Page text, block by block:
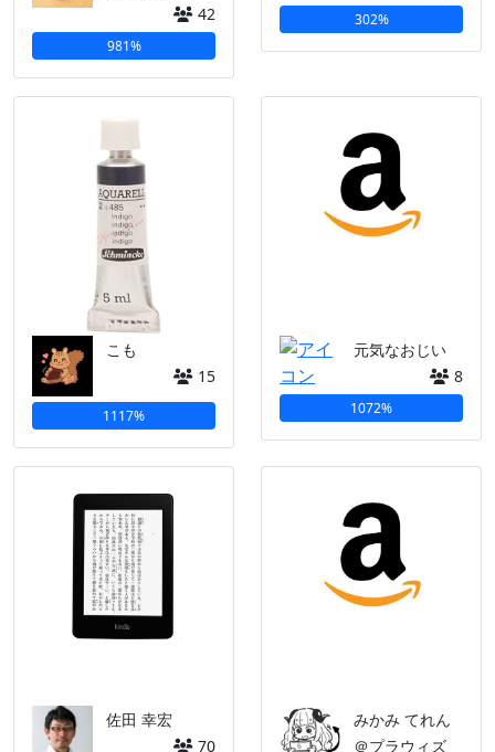
42
981%
302%
こも
15
1117%
元気なおじい
8
1072%
佐田 幸宏
70
みかみ てれん
＠プラウィズ